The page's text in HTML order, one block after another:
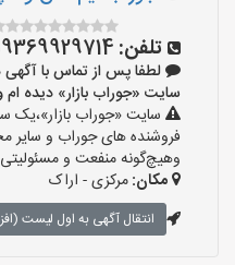
تلفن:
لطفا پس از تماس با آگهی
سایت «جوراب بازار» دیده ام و کد «آگهی-
سایت «جوراب بازار»،یک
فروشنده های جوراب و سایر
وهیچ‌گونه منفعت و مسئولیتی
مکان:مرکزی - اراک
انتقال آگهی به اول لیست